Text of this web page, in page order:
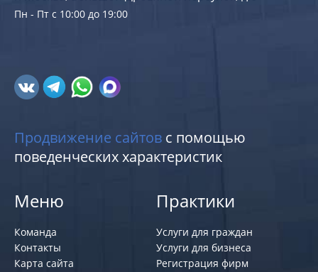
Пн - Пт с 10:00 до 19:00
Продвижение сайтов с помощью
поведенческих характеристик
Меню
Команда
Контакты
Карта сайта
Практики
Услуги для граждан
Услуги для бизнеса
Регистрация фирм